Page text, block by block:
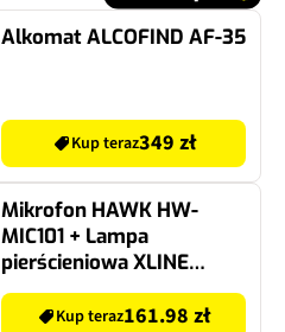
Alkomat ALCOFIND AF-35
Kup teraz349 zł
Mikrofon HAWK HW-
MIC101 + Lampa
pierścieniowa XLINE
SF600 selfie ze statywem
210 cmKup teraz161.98 zł